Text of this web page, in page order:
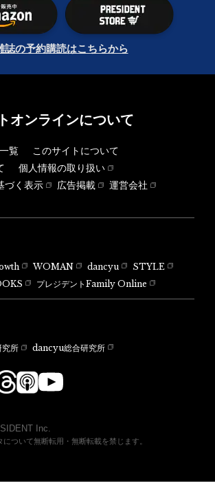
誌の予約購読はこちらから
オンラインについて
覧
このサイトについて
個人情報の取り扱い
づく表示
広告掲載
運営会社
WOMAN dancyu
STYLE
プレジデントFamily Online
究所 dancyu総合研究所
Inc.
ついて無断転用・無断転載を禁じます。